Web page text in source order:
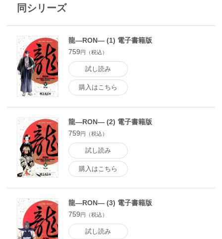
同シリーズ
龍―RON― (1) 電子書籍版
759円（税込）
試し読み
購入はこちら
龍―RON― (2) 電子書籍版
759円（税込）
試し読み
購入はこちら
龍―RON― (3) 電子書籍版
759円（税込）
試し読み